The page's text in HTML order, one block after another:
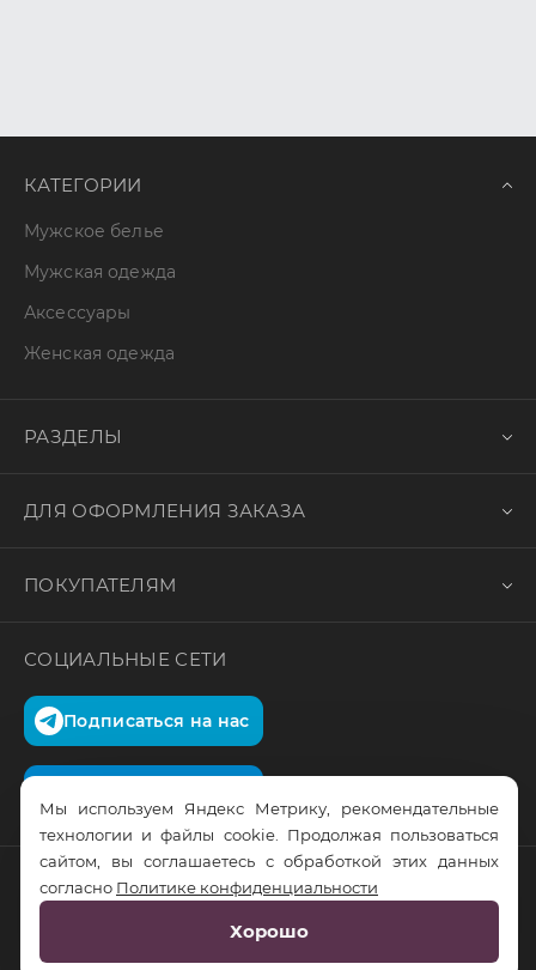
КАТЕГОРИИ
Мужское белье
Мужская одежда
Аксессуары
Женская одежда
РАЗДЕЛЫ
ДЛЯ ОФОРМЛЕНИЯ ЗАКАЗА
ПОКУПАТЕЛЯМ
СОЦИАЛЬНЫЕ СЕТИ
Подписаться на нас
© RusTrus. 2011-2026. Все права защищены
RS Digital
Мы используем Яндекс Метрику, рекомендательные
технологии и файлы cookie. Продолжая пользоваться
сайтом, вы соглашаетесь с обработкой этих данных
согласно Политике конфиденциальности
Хорошо